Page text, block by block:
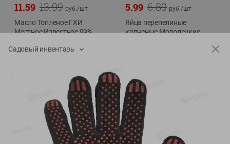
13.99
11.59 руб./шт
Масло Топленое ГХИ
Местное Известное 99%
6.89
5.99 руб./шт
Яйца перепелиные
копченые Молодецкие
Показано 1-14 из 79
Показать 15-28 из 79
Садовый инвентарь